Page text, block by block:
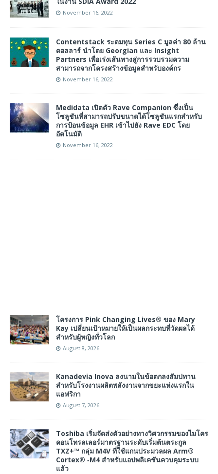
November 16, 2022
Contentstack ระดมทุน Series C มูลค่า 80 ล้าน
ดอลลาร์ นำโดย Georgian และ Insight
Partners เพื่อเร่งเส้นทางสู่การรวบรวมความ
สามารถจากโครงสร้างข้อมูลสำหรับองค์กร
November 16, 2022
Medidata เปิดตัว Rave Companion ซึ่งเป็น
โซลูชันที่สามารถปรับขนาดได้โซลูชันแรกสำหรับ
การป้อนข้อมูล EHR เข้าไปยัง Rave EDC โดย
อัตโนมัติ
November 16, 2022
โครงการ Pink Changing Lives® ของ Mary
Kay เปลี่ยนเป้าหมายให้เป็นผลกระทบที่วัดผลได้
สำหรับผู้หญิงทั่วโลก
August 8, 2026
Kanadevia Inova ลงนามในข้อตกลงสัมปทาน
สำหรับโรงงานผลิตพลังงานจากขยะแห่งแรกใน
แอฟริกา
August 7, 2026
Toshiba เริ่มจัดส่งตัวอย่างทางวิศวกรรมของไมโคร
คอนโทรลเลอร์มาตรฐานระดับเริ่มต้นตระกูล
TXZ+™ กลุ่ม M4V ที่ใช้แกนประมวลผล Arm®
Cortex® ‑M4 สำหรับแอปพลิเคชันควบคุมระบบ
แล้ว